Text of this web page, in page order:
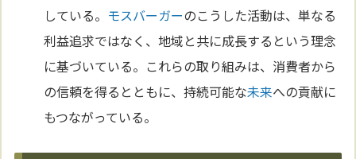
している。 モスバーガーのこうした活動は、単なる
利益追求ではなく、地域と共に成長するという理念
に基づいている。これらの取り組みは、消費者から
の信頼を得るとともに、持続可能な未来への貢献に
もつながっている。